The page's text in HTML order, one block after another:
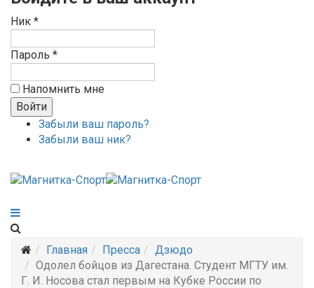
Ник *
Пароль *
Напомнить мне
Забыли ваш пароль?
Забыли ваш ник?
Главная Пресса
Дзюдо
Одолел бойцов из Дагестана. Студент МГТУ им.
Г. И. Носова стал первым на Кубке России по